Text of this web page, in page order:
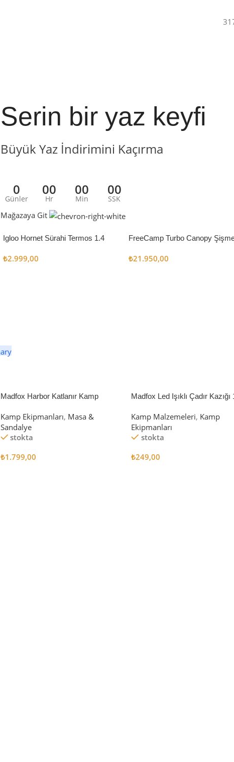
Serin bir yaz keyfi
Büyük Yaz İndirimini Kaçırma
0
Günler
00
Hr
00
Min
00
SSK
Mağazaya Git
Igloo Hornet Sürahi Termos 1.4
₺2.999,00
FreeCamp Turbo Canopy
₺21.950,00
Madfox Harbor Katlanır Kamp
Kamp Ekipmanları, Masa &
Sandalye
stokta
₺1.799,00
Madfox Led Işıklı Çadır Kazığı
Kamp Malzemeleri, Kamp
Ekipmanları
stokta
₺249,00